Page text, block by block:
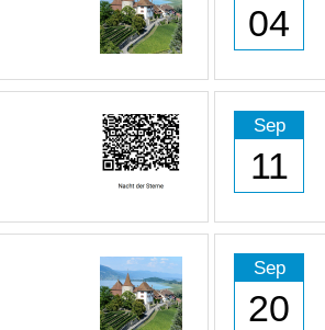
04
Sep
11
Sep
20